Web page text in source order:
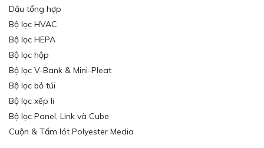
Dầu tổng hợp
Bộ lọc HVAC
Bộ lọc HEPA
Bộ lọc hộp
Bộ lọc V-Bank & Mini-Pleat
Bộ lọc bỏ túi
Bộ lọc xếp li
Bộ lọc Panel, Link và Cube
Cuộn & Tấm lót Polyester Media